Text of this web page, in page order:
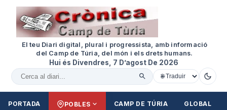
El teu Diari digital, plural i progressista, amb informació
del Camp de Túria, del món i els drets humans.
Hui és Divendres, 7 D’agost De 2026
Cercar al diari
PORTADA POBLES CAMP DE TÚRIA GLOBAL